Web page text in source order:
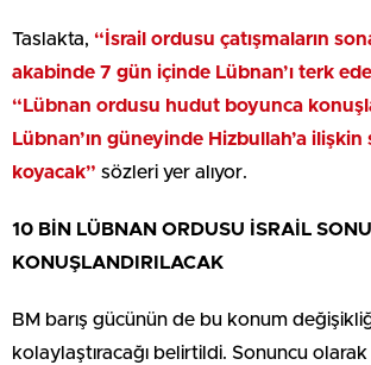
Taslakta, “İsrail ordusu çatışmaların
akabinde 7 gün içinde Lübnan’ı terk
“Lübnan ordusu hudut boyunca
Lübnan’ın güneyinde Hizbullah’a ilişkin
koyacak” sözleri yer alıyor.
10 BİN LÜBNAN ORDUSU İSRAİL
KONUŞLANDIRILACAK
BM barış gücünün de bu konum
kolaylaştıracağı belirtildi. Sonuncu